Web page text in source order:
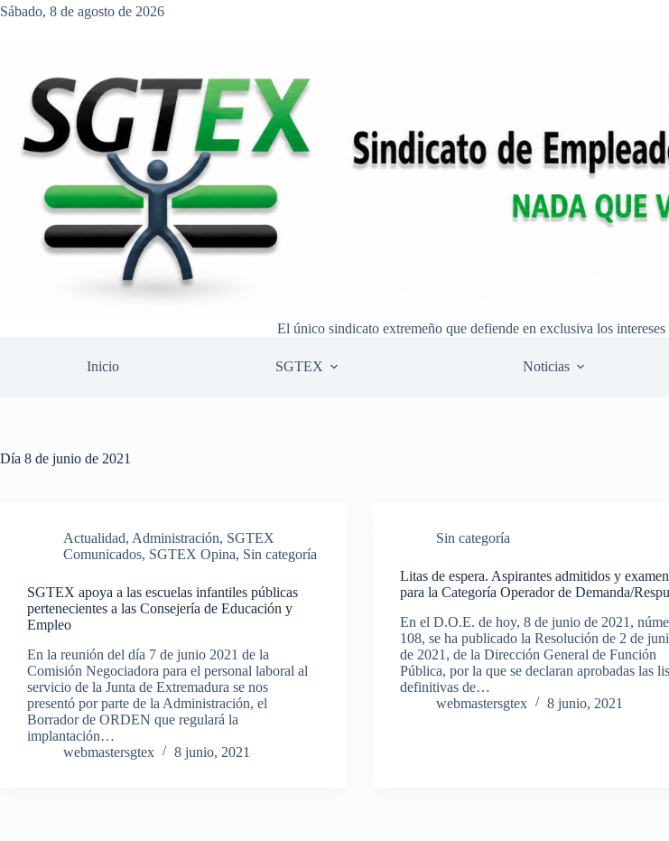
Saltar
Sábado, 8 de agosto de 2026
El único sindicato extremeño que defiende en exclusiva los
Inicio SGTEX Noticias
Día 8 de junio de 2021
Actualidad, Administración, SGTEX
Comunicados, SGTEX Opina, Sin categoría
SGTEX apoya a las escuelas infantiles públicas
pertenecientes a las Consejería de Educación y
Empleo
En la reunión del día 7 de junio 2021 de la
Comisión Negociadora para el personal laboral al
servicio de la Junta de Extremadura se nos
presentó por parte de la Administración, el
Borrador de ORDEN que regulará la
implantación…
webmastersgtex
8 junio, 2021
Sin categoría
Litas de espera. Aspirantes admitidos y examen
para la Categoría Operador de Demanda/
En el D.O.E. de hoy, 8 de junio de 2021,
108, se ha publicado la Resolución de 2 de
de 2021, de la Dirección General de Función
Pública, por la que se declaran aprobadas las
definitivas de…
webmastersgtex
8 junio, 2021